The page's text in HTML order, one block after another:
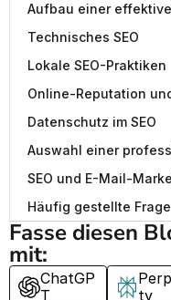
Aufbau einer
Technisches SEO
Lokale SEO-Praktiken
Online-Reputation
Datenschutz im SEO
Auswahl einer
SEO und E-Mail-
Häufig gestellte
Fasse diesen
mit:
ChatGP
T
ty